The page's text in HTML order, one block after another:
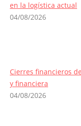
en la logística actual
04/08/2026
Cierres financieros
y financiera
04/08/2026